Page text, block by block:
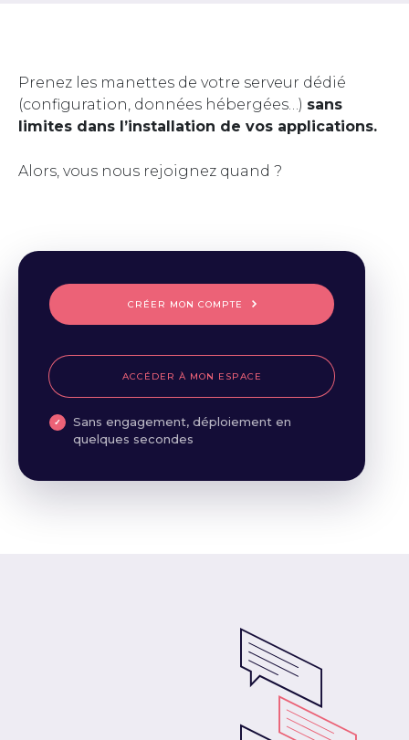
Prenez les manettes de votre serveur dédié
(configuration, données hébergées…) sans
limites dans l’installation de vos applications.
Alors, vous nous rejoignez quand ?
CRÉER MON COMPTE
ACCÉDER À MON ESPACE
Sans engagement, déploiement en
quelques secondes